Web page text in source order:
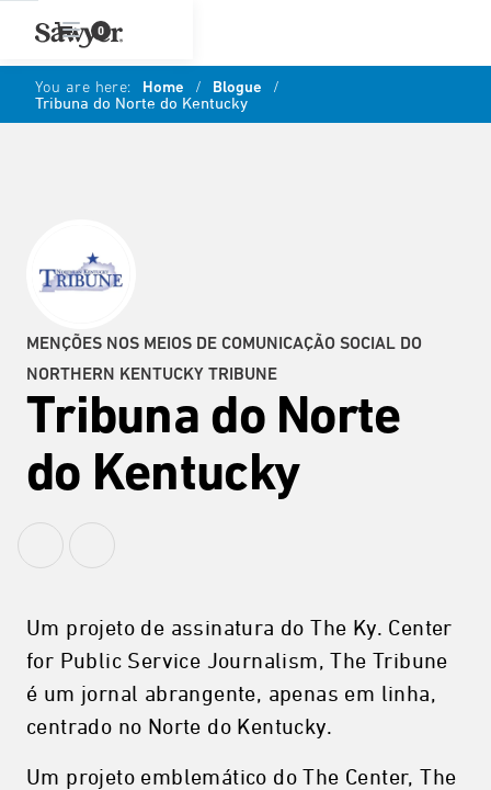
0
You are here: Home / Blogue /
Tribuna do Norte do Kentucky
MENÇÕES NOS MEIOS DE COMUNICAÇÃO SOCIAL DO
NORTHERN KENTUCKY TRIBUNE
Tribuna do Norte
do Kentucky
Um projeto de assinatura do The Ky. Center
for Public Service Journalism, The Tribune
é um jornal abrangente, apenas em linha,
centrado no Norte do Kentucky.
Um projeto emblemático do The Center, The